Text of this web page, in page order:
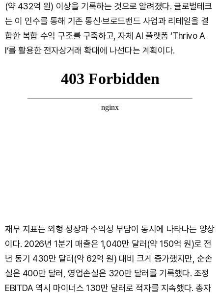
(약 432억 원) 이상을 기록하는 것으로 알려졌다. 글로벌테크
는 이 인수를 통해 기존 통신·브로드밴드 사업과 리테일을 결
합한 복합 수익 구조를 구축하고, 자체 AI 플랫폼 ‘Thrivo A
I’를 활용한 전자상거래 확대에 나선다는 계획이다.
재무 지표는 외형 성장과 수익성 부담이 동시에 나타나는 양상
이다. 2026년 1분기 매출은 1,040만 달러(약 150억 원)로 전
년 동기 430만 달러(약 62억 원) 대비 크게 증가했지만, 순손
실은 400만 달러, 영업손실은 320만 달러를 기록했다. 조정
EBITDA 역시 마이너스 130만 달러로 적자를 지속했다. 총자